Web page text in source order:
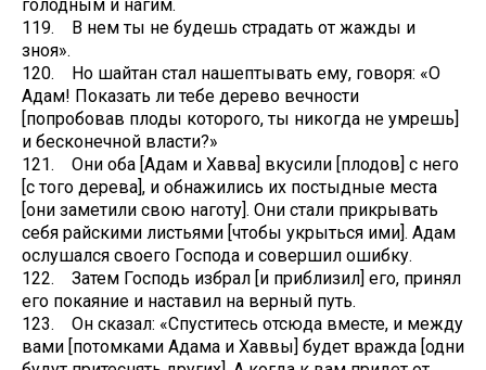
голодным и нагим.
119. В нем ты не будешь страдать от жажды и
зноя».
120. Но шайтан стал нашептывать ему, говоря: «О
Адам! Показать ли тебе дерево вечности
[попробовав плоды которого, ты никогда не умрешь]
и бесконечной власти?»
121. Они оба [Адам и Хавва] вкусили [плодов] с него
[с того дерева], и обнажились их постыдные места
[они заметили свою наготу]. Они стали прикрывать
себя райскими листьями [чтобы укрыться ими]. Адам
ослушался своего Господа и совершил ошибку.
122. Затем Господь избрал [и приблизил] его, принял
его покаяние и наставил на верный путь.
123. Он сказал: «Спуститесь отсюда вместе, и между
вами [потомками Адама и Хаввы] будет вражда [одни